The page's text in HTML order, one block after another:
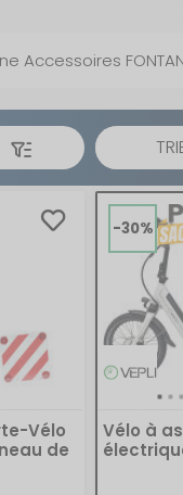
Accessoires
Vélo
de
-30%
Vélo à